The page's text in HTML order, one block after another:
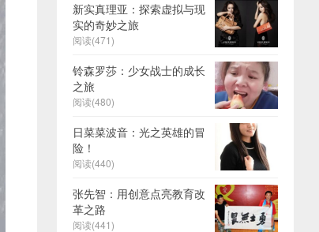
新实真理亚：探索虚拟与现
实的奇妙之旅
阅读(471)
铃森罗莎：少女战士的成长
之旅
阅读(480)
日菜菜波音：光之英雄的冒
险！
阅读(440)
张先智：用创意点亮教育改
革之路
阅读(441)